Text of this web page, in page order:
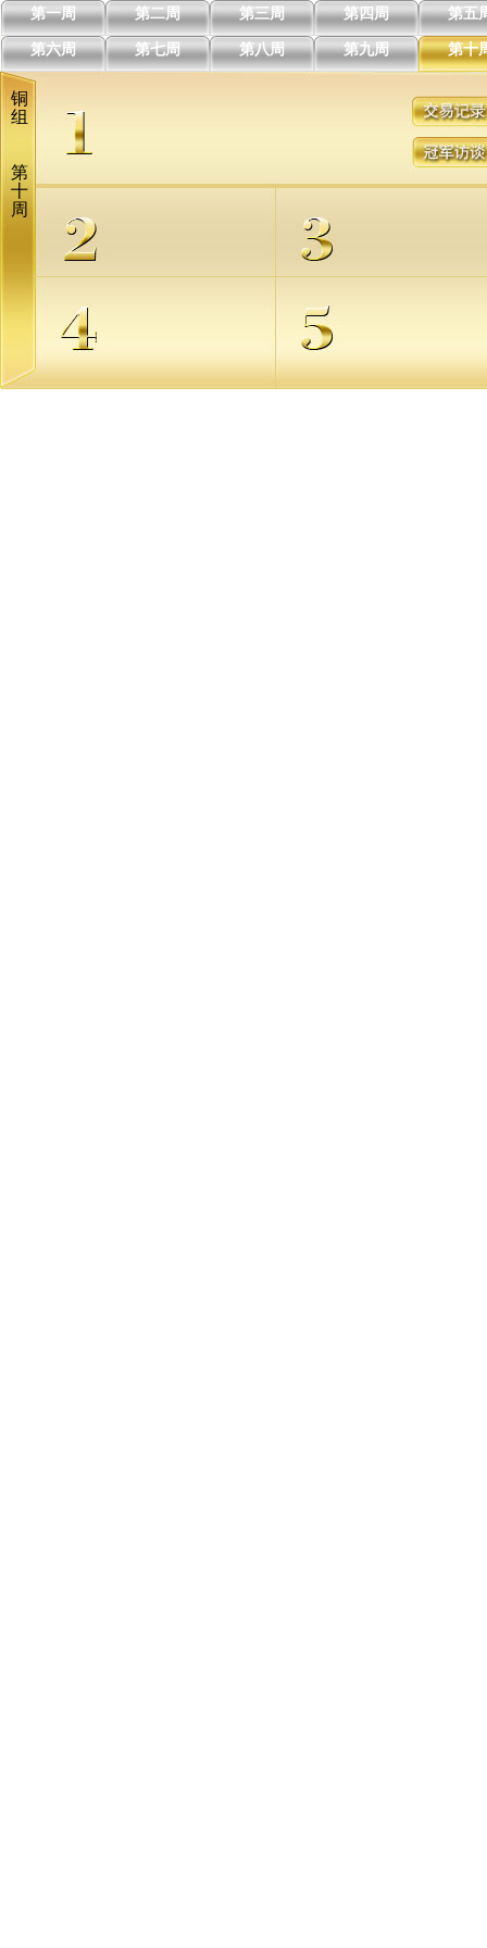
第一周 第二周 第三周 第四周 第五
第六周 第七周 第八周 第九周 第十
铜
组
第
十
周